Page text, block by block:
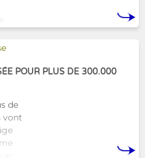
POUR PLUS DE 300.000
de
vont